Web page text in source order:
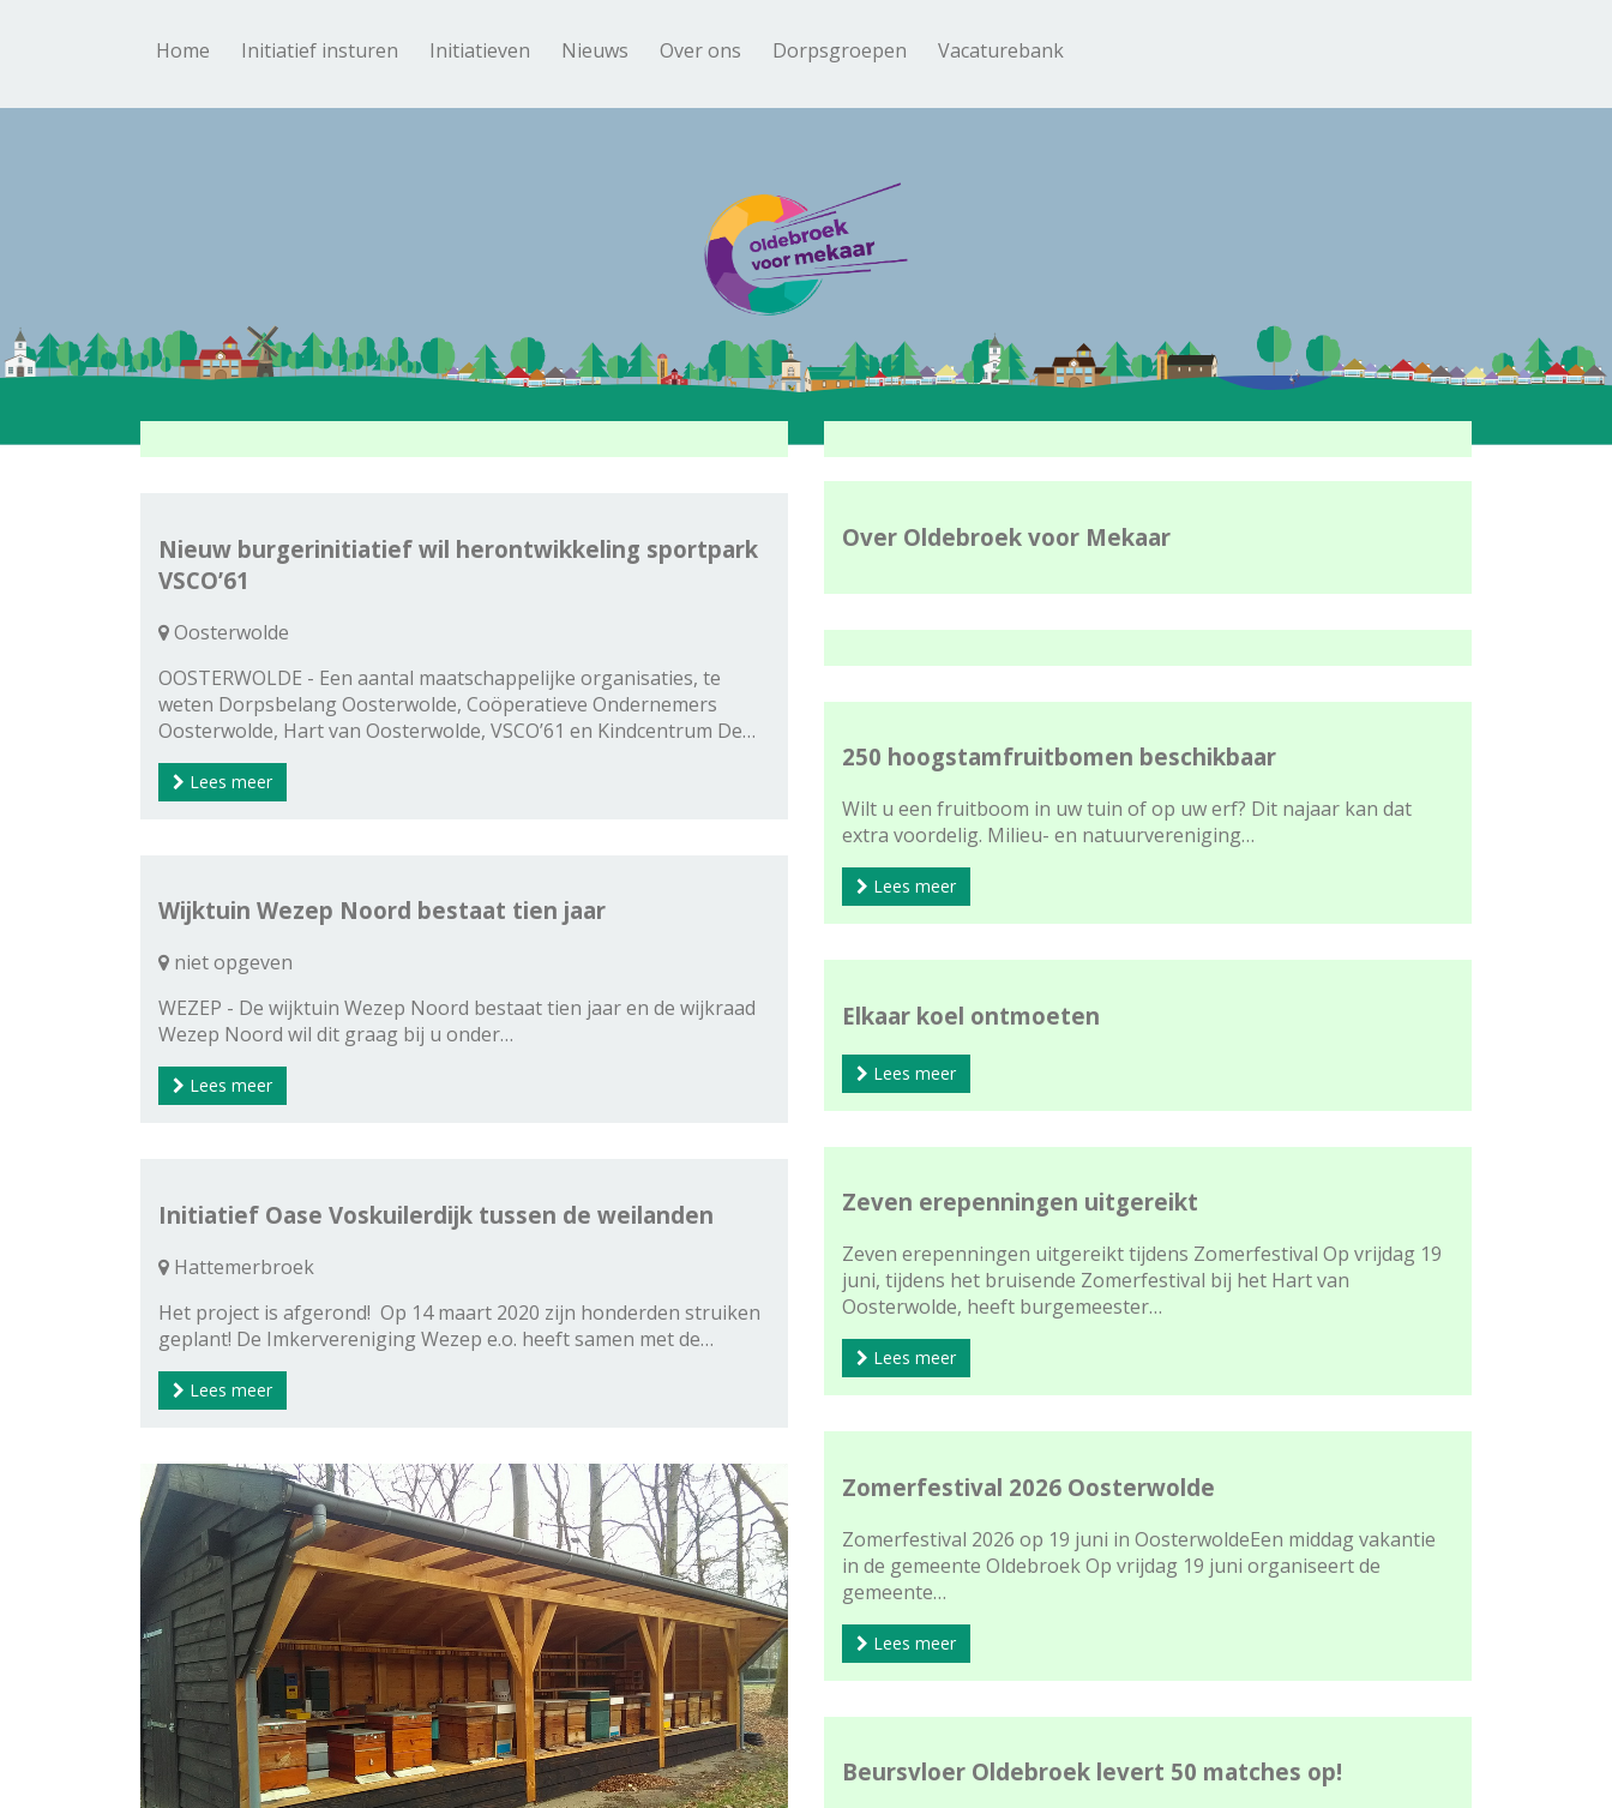
Home Initiatief insturen Initiatieven Nieuws Over ons Dorpsgroepen Vacaturebank
Nieuw burgerinitiatief wil herontwikkeling sportpark
VSCO’61
Oosterwolde
OOSTERWOLDE - Een aantal maatschappelijke organisaties, te
weten Dorpsbelang Oosterwolde, Coöperatieve Ondernemers
Oosterwolde, Hart van Oosterwolde, VSCO’61 en Kindcentrum De…
Lees meer
Wijktuin Wezep Noord bestaat tien jaar
niet opgeven
WEZEP - De wijktuin Wezep Noord bestaat tien jaar en de wijkraad
Wezep Noord wil dit graag bij u onder…
Lees meer
Initiatief Oase Voskuilerdijk tussen de weilanden
Hattemerbroek
Het project is afgerond! Op 14 maart 2020 zijn honderden struiken
geplant! De Imkervereniging Wezep e.o. heeft samen met de…
Lees meer
Over Oldebroek voor Mekaar
250 hoogstamfruitbomen beschikbaar
Wilt u een fruitboom in uw tuin of op uw erf? Dit najaar kan dat
extra voordelig. Milieu- en natuurvereniging…
Lees meer
Elkaar koel ontmoeten
Lees meer
Zeven erepenningen uitgereikt
Zeven erepenningen uitgereikt tijdens Zomerfestival Op vrijdag 19
juni, tijdens het bruisende Zomerfestival bij het Hart van
Oosterwolde, heeft burgemeester…
Lees meer
Zomerfestival 2026 Oosterwolde
Zomerfestival 2026 op 19 juni in OosterwoldeEen middag vakantie
in de gemeente Oldebroek Op vrijdag 19 juni organiseert de
gemeente…
Lees meer
Beursvloer Oldebroek levert 50 matches op!